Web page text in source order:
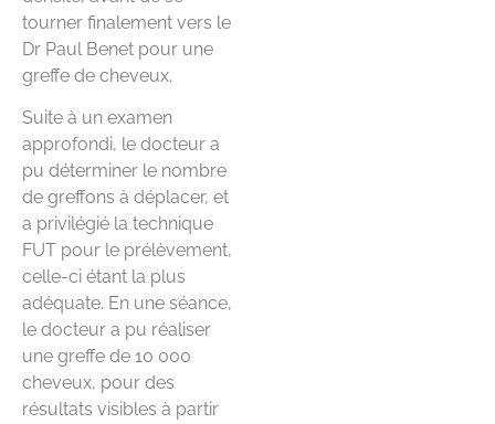
tourner finalement vers le
Dr Paul Benet pour une
greffe de cheveux.
Suite à un examen
approfondi, le docteur a
pu déterminer le nombre
de greffons à déplacer, et
a privilégié la technique
FUT pour le prélèvement,
celle-ci étant la plus
adéquate. En une séance,
le docteur a pu réaliser
une greffe de 10 000
cheveux, pour des
résultats visibles à partir